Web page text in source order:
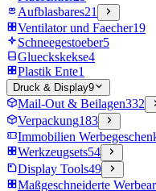
Aufblasbares21
Ventilator und Faecher19
Schneegestoeber5
Glueckskekse4
Plastik Ente1
Druck & Display9
Mail-Out & Beilagen332
Verpackung183
Immobilien
Werkzeugsets54
Display Tools49
Maßgeschneiderte